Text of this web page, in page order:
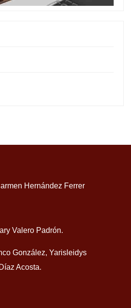
Hernández Ferrer
Valero Padrón.
González, Yarisleidys
Acosta.